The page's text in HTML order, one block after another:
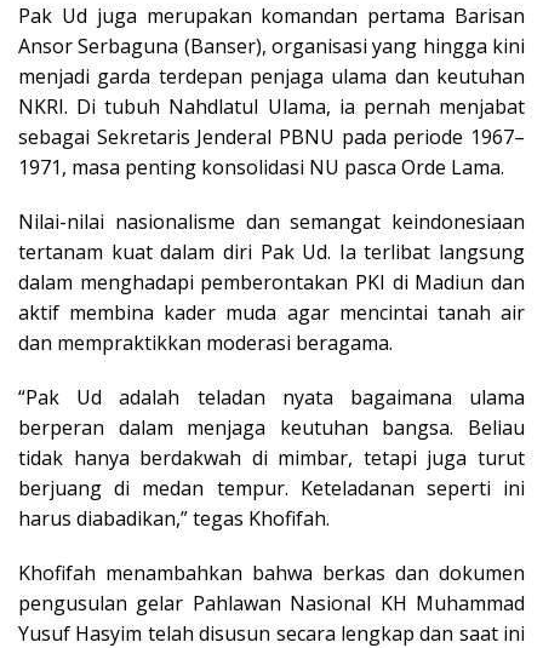
Pak Ud juga merupakan komandan pertama Barisan
Ansor Serbaguna (Banser), organisasi yang hingga kini
menjadi garda terdepan penjaga ulama dan keutuhan
NKRI. Di tubuh Nahdlatul Ulama, ia pernah menjabat
sebagai Sekretaris Jenderal PBNU pada periode 1967–
1971, masa penting konsolidasi NU pasca Orde Lama.
Nilai-nilai nasionalisme dan semangat keindonesiaan
tertanam kuat dalam diri Pak Ud. Ia terlibat langsung
dalam menghadapi pemberontakan PKI di Madiun dan
aktif membina kader muda agar mencintai tanah air
dan mempraktikkan moderasi beragama.
“Pak Ud adalah teladan nyata bagaimana ulama
berperan dalam menjaga keutuhan bangsa. Beliau
tidak hanya berdakwah di mimbar, tetapi juga turut
berjuang di medan tempur. Keteladanan seperti ini
harus diabadikan,” tegas Khofifah.
Khofifah menambahkan bahwa berkas dan dokumen
pengusulan gelar Pahlawan Nasional KH Muhammad
Yusuf Hasyim telah disusun secara lengkap dan saat ini